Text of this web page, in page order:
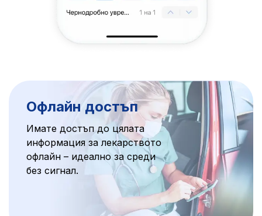
Офлайн достъп
Имате достъп до цялата
информация за лекарството
офлайн – идеално за среди
без сигнал.